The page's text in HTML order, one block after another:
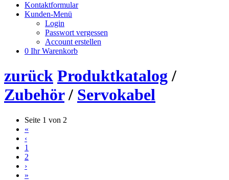
Kontaktformular
Kunden-Menü
Login
Passwort vergessen
Account erstellen
0 Ihr Warenkorb
zurück Produktkatalog/
Zubehör/ Servokabel
Seite 1 von 2
«
‹
1
2
›
»